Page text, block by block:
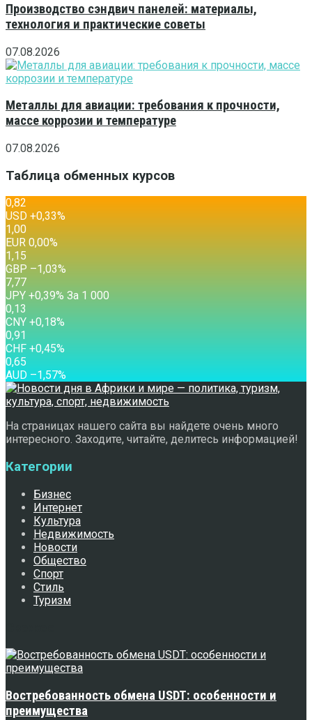
Производство сэндвич панелей: материалы,
технология и практические советы
07.08.2026
Металлы для авиации: требования к прочности,
массе коррозии и температуре
07.08.2026
Таблица обменных курсов
0,82
USD +0,33%
1,00
EUR 0,00%
1,15
GBP –1,03%
7,77
JPY +0,39% За 1 000
0,13
CNY +0,18%
0,91
CHF +0,45%
0,65
AUD –1,57%
На страницах нашего сайта вы найдете очень много
интересного. Заходите, читайте, делитесь информацией!
Категории
Бизнес
Интернет
Культура
Недвижимость
Новости
Общество
Спорт
Стиль
Туризм
Востребованность обмена USDT: особенности и
преимущества